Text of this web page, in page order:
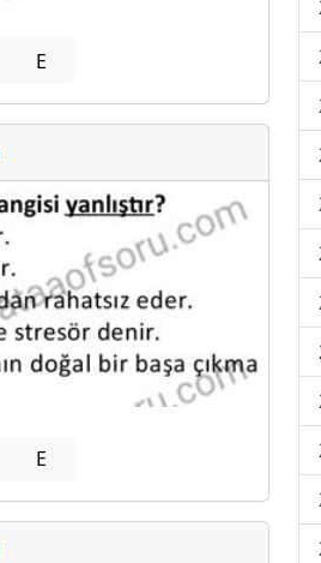
E
E